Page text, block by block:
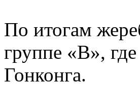
По итогам
группе «В»,
Гонконга.